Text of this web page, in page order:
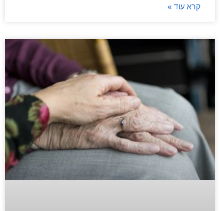
קרא עוד »